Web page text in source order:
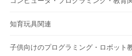
知育玩具関連
子供向けのプログラミング・ロボット